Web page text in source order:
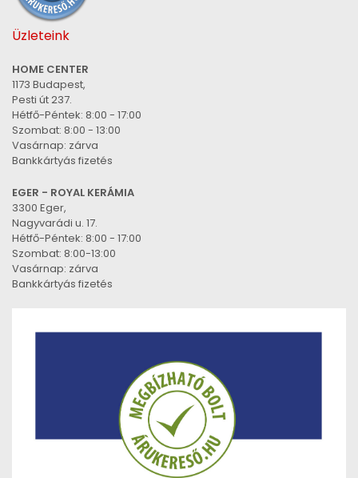
Üzleteink
HOME CENTER
1173 Budapest,
Pesti út 237.
Hétfő-Péntek: 8:00 - 17:00
Szombat: 8:00 - 13:00
Vasárnap: zárva
Bankkártyás fizetés
EGER - ROYAL KERÁMIA
3300 Eger,
Nagyvarádi u. 17.
Hétfő-Péntek: 8:00 - 17:00
Szombat: 8:00-13:00
Vasárnap: zárva
Bankkártyás fizetés